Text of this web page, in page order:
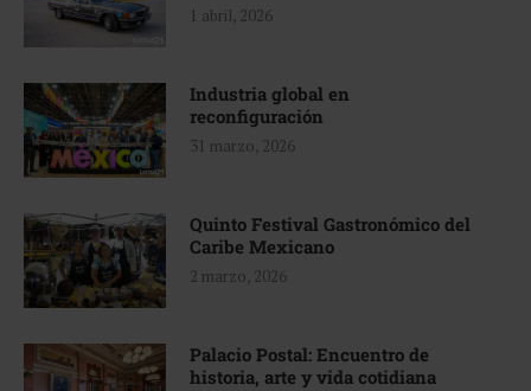
1 abril, 2026
Industria global en
reconfiguración
31 marzo, 2026
Quinto Festival Gastronómico del
Caribe Mexicano
2 marzo, 2026
Palacio Postal: Encuentro de
historia, arte y vida cotidiana